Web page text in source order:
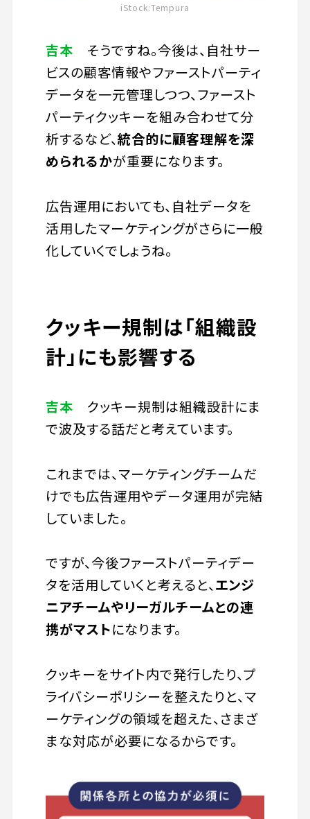
iStock:Tempura
吉本 そうですね。今後は、自社サー
ビスの顧客情報やファーストパーティ
データを一元管理しつつ、ファースト
パーティクッキーを組み合わせて分
析するなど、統合的に顧客理解を深
められるかが重要になります。
広告運用においても、自社データを
活用したマーケティングがさらに一般
化していくでしょうね。
クッキー規制は「組織設
計」にも影響する
吉本 クッキー規制は組織設計にま
で波及する話だと考えています。
これまでは、マーケティングチームだ
けでも広告運用やデータ運用が完結
していました。
ですが、今後ファーストパーティデー
タを活用していくと考えると、エンジ
ニアチームやリーガルチームとの連
携がマストになります。
クッキーをサイト内で発行したり、プ
ライバシーポリシーを整えたりと、マ
ーケティングの領域を超えた、さまざ
まな対応が必要になるからです。